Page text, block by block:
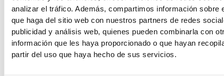
analizar el tráfico. Además, compartimos información sobre
que haga del sitio web con nuestros partners de redes
publicidad y análisis web, quienes pueden combinarla con
información que les haya proporcionado o que hayan
partir del uso que haya hecho de sus servicios.
Tramitación Procesal Gestión Procesal